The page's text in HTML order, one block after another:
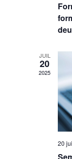
JUIL
20
2025
20